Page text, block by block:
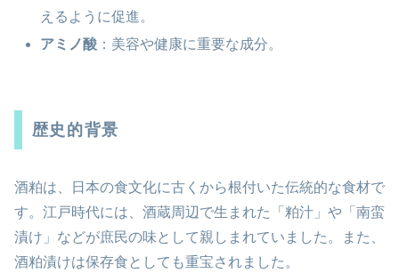
えるように促進。
アミノ酸 ：美容や健康に重要な成分。
歴史的背景
酒粕は、日本の食文化に古くから根付いた伝統的な食材で
す。江戸時代には、酒蔵周辺で生まれた「粕汁」や「南蛮
漬け」などが庶民の味として親しまれていました。また、
酒粕漬けは保存食としても重宝されました。